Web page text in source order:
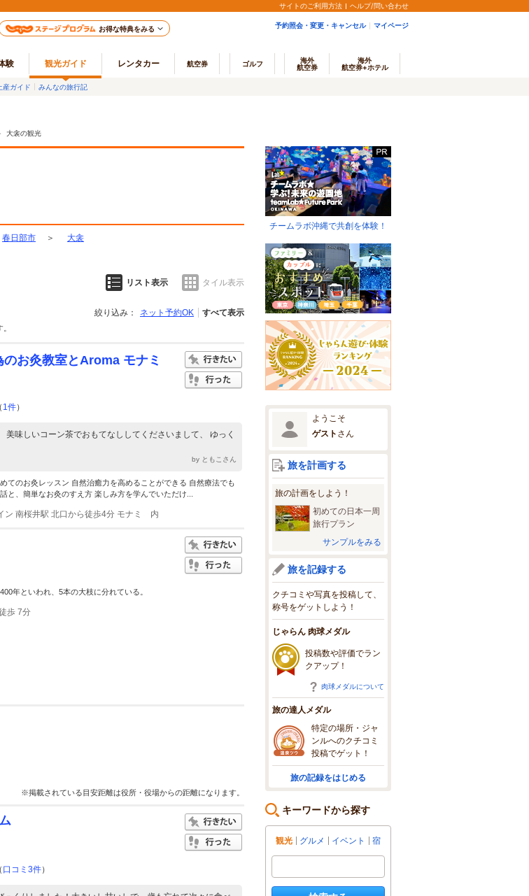
サイトのご利用方法 ヘルプ/問い合わせ
お得な特典をみる 予約照会・変更・キャンセル マイページ
験 観光ガイド レンタカー 航空券 ゴルフ
海外
航空券
海外
航空券+ホテル
産ガイド みんなの旅行記
大衾の観光
春日部市 ＞
大衾
リスト表示 タイル表示
絞り込み： ネット予約OK すべて表示
のお灸教室とAroma モナミ
（ 1件）
美味しいコーン茶でおもてなししてくださいまして、 ゆっく
by ともこさん
てのお灸レッスン 自然治癒力を高めることができる 自然療法でも
と、簡単なお灸のすえ方 楽しみ方を学んでいただけ...
ン 南桜井駅 北口から徒歩4分 モナミ 内
年といわれ、5本の大枝に分れている。
歩 7分
※掲載されている目安距離は役所・役場からの距離になります。
（ 口コミ3件）
チームラボ沖縄で共創を体験！
ようこそ
ゲスト さん
旅を計画する
旅の計画をしよう！
初めての日本一周
旅行プラン
サンプルをみる
旅を記録する
クチコミや写真を投稿して、
称号をゲットしよう！
じゃらん 肉球メダル
投稿数や評価でラン
クアップ！
肉球メダルについて
旅の達人メダル
特定の場所・ジャ
ンルへのクチコミ
投稿でゲット！
旅の記録をはじめる
キーワードから探す
観光 グルメ イベント 宿